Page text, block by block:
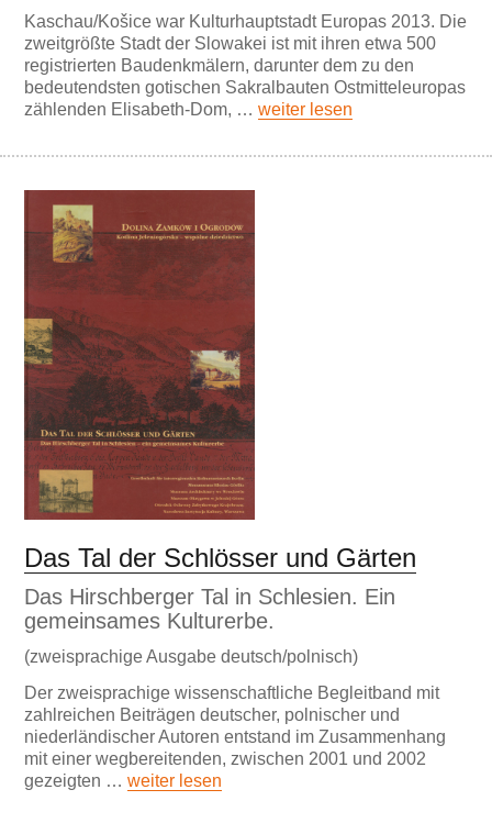
Kaschau/Košice war Kulturhauptstadt Europas 2013. Die
zweitgrößte Stadt der Slowakei ist mit ihren etwa 500
registrierten Baudenkmälern, darunter dem zu den
bedeutendsten gotischen Sakralbauten Ostmitteleuropas
zählenden Elisabeth-Dom, …weiter lesen
Das Tal der Schlösser und Gärten
Das Hirschberger Tal in Schlesien. Ein
gemeinsames Kulturerbe.
(zweisprachige Ausgabe deutsch/polnisch)
Der zweisprachige wissenschaftliche Begleitband mit
zahlreichen Beiträgen deutscher, polnischer und
niederländischer Autoren entstand im Zusammenhang
mit einer wegbereitenden, zwischen 2001 und 2002
gezeigten …weiter lesen